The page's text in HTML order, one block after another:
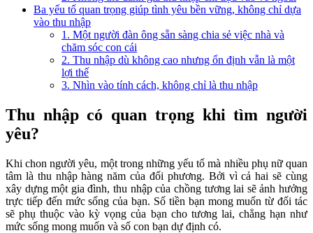
Ba yếu tố quan trọng giúp tình yêu bền vững, không chỉ dựa
vào thu nhập
1. Một người đàn ông sẵn sàng chia sẻ việc nhà và
chăm sóc con cái
2. Thu nhập dù không cao nhưng ổn định vẫn là một
lợi thế
3. Nhìn vào tính cách, không chỉ là thu nhập
Thu nhập có quan trọng khi tìm người
yêu?
Khi chon người yêu, một trong những yếu tố mà nhiều phụ nữ quan
tâm là thu nhập hàng năm của đối phương. Bởi vì cả hai sẽ cùng
xây dựng một gia đình, thu nhập của chồng tương lai sẽ ảnh hưởng
trực tiếp đến mức sống của bạn. Số tiền bạn mong muốn từ đối tác
sẽ phụ thuộc vào kỳ vọng của bạn cho tương lai, chẳng hạn như
mức sống mong muốn và số con bạn dự định có.